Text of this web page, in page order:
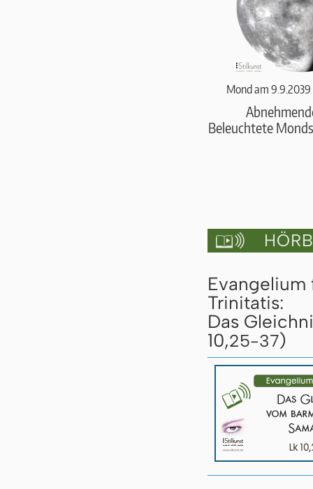
Mond am 9.9.2039
Beleuchtete

Evangelium
Trinitatis:
Das
10,25-37)